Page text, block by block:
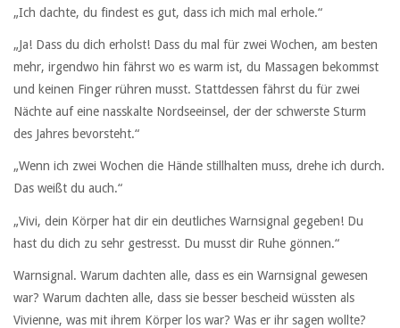
„Ich dachte, du findest es gut, dass ich mich mal erhole.“
„Ja! Dass du dich erholst! Dass du mal für zwei Wochen, am besten
mehr, irgendwo hin fährst wo es warm ist, du Massagen bekommst
und keinen Finger rühren musst. Stattdessen fährst du für zwei
Nächte auf eine nasskalte Nordseeinsel, der der schwerste Sturm
des Jahres bevorsteht.“
„Wenn ich zwei Wochen die Hände stillhalten muss, drehe ich durch.
Das weißt du auch.“
„Vivi, dein Körper hat dir ein deutliches Warnsignal gegeben! Du
hast du dich zu sehr gestresst. Du musst dir Ruhe gönnen.“
Warnsignal. Warum dachten alle, dass es ein Warnsignal gewesen
war? Warum dachten alle, dass sie besser bescheid wüssten als
Vivienne, was mit ihrem Körper los war? Was er ihr sagen wollte?